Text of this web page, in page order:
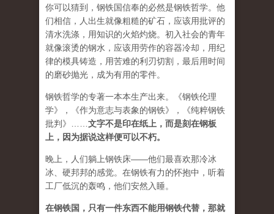
你可以猜到，钢铁国信奉的必然是钢铁哲学。他
们相信，人出生就像粗糙的矿石，应该用批评的
清水洗涤，用知识的火焰灼烧。初入社会的青年
就像滚烫的钢水，应该用劳作的容器冷却，用纪
律的模具铸造，用苦难的利刃切割，最后用时间
的磨砂抛光，成为有用的零件。
钢铁哲学的专著一本本生产出来。《钢铁伦理
学》，《作为意志与表象的钢铁》，《纯粹钢铁
批判》…… 文字不是印在纸上，而是刻在钢板
上，因为据说这样便可以不朽。
晚上，人们躺上钢铁床——他们最喜欢那冷冰
冰、硬邦邦的感觉。在钢铁有力的怀抱中，听着
工厂低沉的轰鸣，他们安然入睡。
在钢铁国，只有一件东西不能用钢铁代替，那就